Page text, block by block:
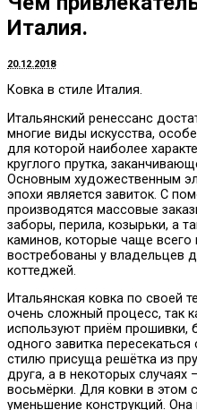
Италия.
20.12.2018
Ковка в стиле Италия.
Итальянский ренессанс
многие виды искусства,
для которой наиболее
круглого прутка,
Основным художественным
эпохи является завиток. С
производятся массовые
заборы, перила, козырьки, а
каминов, которые чаще всего
востребованы у владельцев
коттеджей.
Итальянская ковка по своей
очень сложный процесс, так
используют приём прошивки,
одного завитка
стилю присуща решётка из
друга, а в некоторых
восьмёрки. Для ковки в этом
уменьшение конструкций. Она